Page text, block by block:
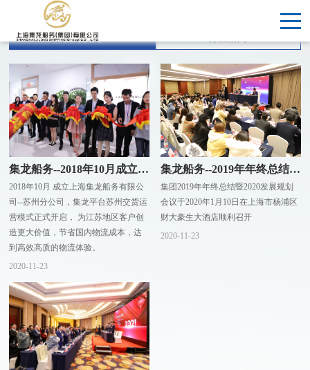
公司新闻
集龙船务--2018年10月成立苏州分公司
2018年10月 成立上海集龙船务有限公
司--苏州分公司，集龙平台苏州交货运
营模式正式开启， 为江苏地区客户创
造更大价值，节省国内物流成本，达
到高效高质的物流体验。
2020-11-23
集龙船务--2019年年终总结暨2020发展规划会议
集团2019年年终总结暨2020发展规划
会议于2020年1月10日在上海市杨浦区
财大豪生大酒店顺利召开
2020-11-23